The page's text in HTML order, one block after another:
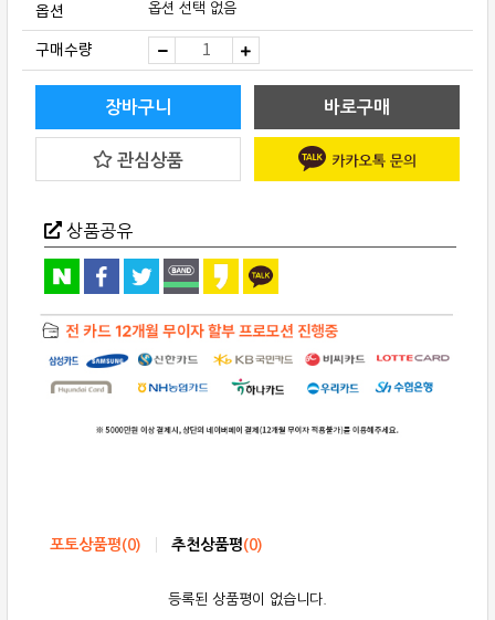
옵션 옵션 선택 없음
구매수량
Tannoy(탄
이)
Autograph
Mini
GR
quantity
장바구니 바로구매
관심상품
상품공유
포토상품평(0) 추천상품평(0)
등록된 상품평이 없습니다.